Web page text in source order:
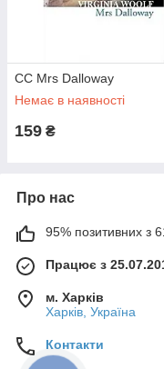
CC Mrs Dalloway
Немає в наявності
159 ₴
Про нас
95% позитивних з
Працює з
м. Харків
Харків, Україна
Контакти